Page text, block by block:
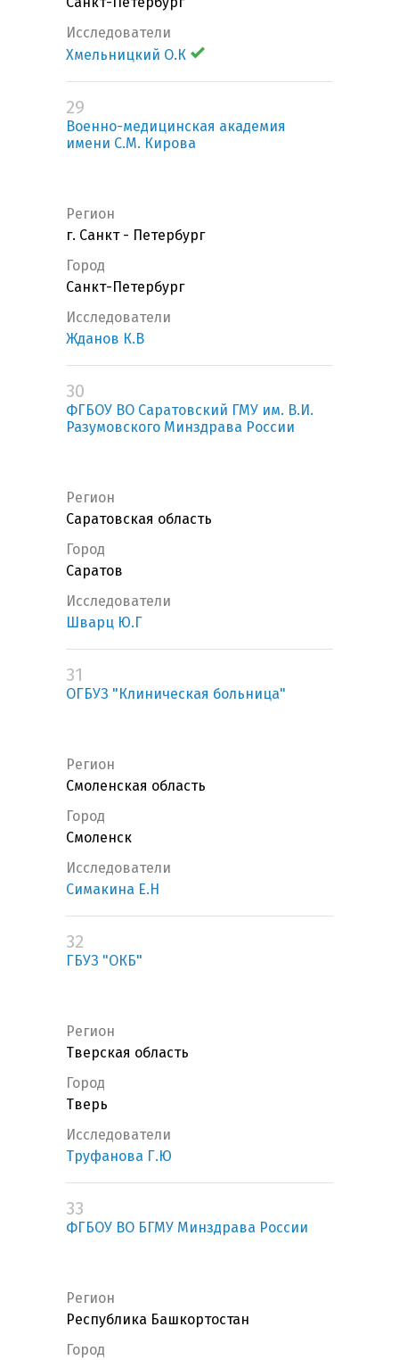
Исследователи
Хмельницкий О.К
29
Военно-медицинская академия
имени С.М. Кирова
Регион
г. Санкт - Петербург
Город
Санкт-Петербург
Исследователи
Жданов К.В
30
ФГБОУ ВО Саратовский ГМУ им. В.И.
Разумовского Минздрава России
Регион
Саратовская область
Город
Саратов
Исследователи
Шварц Ю.Г
31
ОГБУЗ "Клиническая больница"
Регион
Смоленская область
Город
Смоленск
Исследователи
Симакина Е.Н
32
ГБУЗ "ОКБ"
Регион
Тверская область
Город
Тверь
Исследователи
Труфанова Г.Ю
33
ФГБОУ ВО БГМУ Минздрава России
Регион
Республика Башкортостан
Город